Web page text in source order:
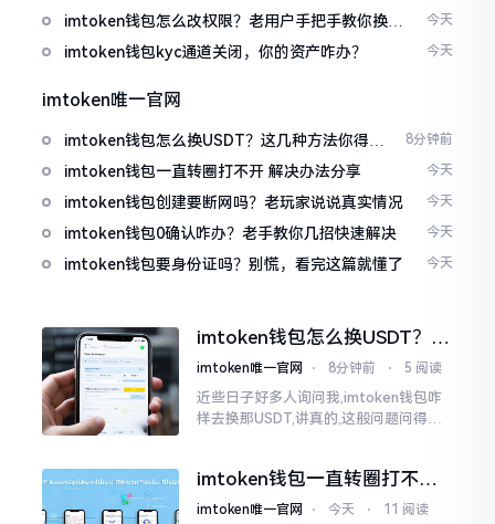
imtoken钱包怎么改权限？老用户手把手教你换主
人
今天
imtoken钱包kyc通道关闭，你的资产咋办？ 今天
imtoken唯一官网
imtoken钱包怎么换USDT？这几种方法你得知
道
8分钟前
imtoken钱包一直转圈打不开 解决办法分享 今天
imtoken钱包创建要断网吗？老玩家说说真实情况 今天
imtoken钱包0确认咋办？老手教你几招快速解决 今天
imtoken钱包要身份证吗？别慌，看完这篇就懂了 今天
imtoken钱包怎么换USDT？这
几种方法你得知道
imtoken唯一官网 ⋅ 8分钟前 ⋅ 5 阅读
近些日子好多人询问我,imtoken钱包咋
样去换那USDT,讲真的,这般问题问得很
imtoken钱包一直转圈打不开
解决办法分享
imtoken唯一官网 ⋅ 今天 ⋅ 11 阅读